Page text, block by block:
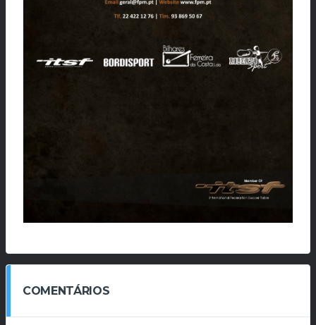
COMENTÁRIOS